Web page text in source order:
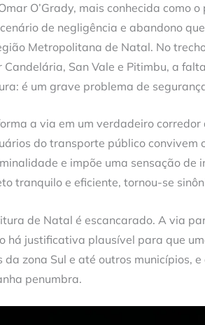
O’Grady, mais conhecida como
de negligência e abandono
Metropolitana de Natal. No
San Vale e Pitimbu, a
é um grave problema de
a via em um verdadeiro
do transporte público convivem
e impõe uma sensação de
tranquilo e eficiente, tornou-se
de Natal é escancarado. A via
há justificativa plausível para que
zona Sul e até outros municípios,
penumbra.